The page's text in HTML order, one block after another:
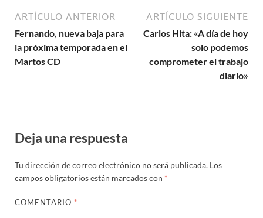
ARTÍCULO ANTERIOR
Fernando, nueva baja para
la próxima temporada en el
Martos CD
ARTÍCULO SIGUIENTE
Carlos Hita: «A día de hoy
solo podemos
comprometer el trabajo
diario»
Deja una respuesta
Tu dirección de correo electrónico no será publicada. Los
campos obligatorios están marcados con *
COMENTARIO *